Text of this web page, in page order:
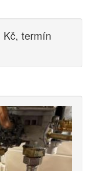
Kč, termín